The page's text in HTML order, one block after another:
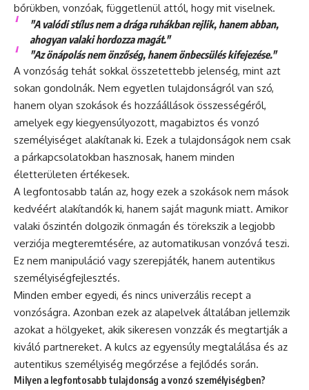
bőrükben, vonzóak, függetlenül attól, hogy mit viselnek.
"A valódi stílus nem a drága ruhákban rejlik, hanem abban,
ahogyan valaki hordozza magát."
"Az önápolás nem önzőség, hanem önbecsülés kifejezése."
A vonzóság tehát sokkal összetettebb jelenség, mint azt
sokan gondolnák. Nem egyetlen tulajdonságról van szó,
hanem olyan szokások és hozzáállások összességéről,
amelyek egy kiegyensúlyozott, magabiztos és vonzó
személyiséget alakítanak ki. Ezek a tulajdonságok nem csak
a párkapcsolatokban hasznosak, hanem minden
életterületen értékesek.
A legfontosabb talán az, hogy ezek a szokások nem mások
kedvéért alakítandók ki, hanem saját magunk miatt. Amikor
valaki őszintén dolgozik önmagán és törekszik a legjobb
verziója megteremtésére, az automatikusan vonzóvá teszi.
Ez nem manipuláció vagy szerepjáték, hanem autentikus
személyiségfejlesztés.
Minden ember egyedi, és nincs univerzális recept a
vonzóságra. Azonban ezek az alapelvek általában jellemzik
azokat a hölgyeket, akik sikeresen vonzzák és megtartják a
kiváló partnereket. A kulcs az egyensúly megtalálása és az
autentikus személyiség megőrzése a fejlődés során.
Milyen a legfontosabb tulajdonság a vonzó személyiségben?